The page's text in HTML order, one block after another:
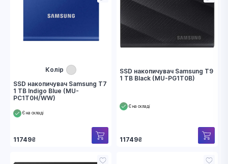
Колір
SSD накопичувач Samsung T7
1 TB Indigo Blue (MU-
PC1T0H/WW)
Є на складі
11749₴
SSD накопичувач Samsung T9
1 TB Black (MU-PG1T0B)
Є на складі
11749₴